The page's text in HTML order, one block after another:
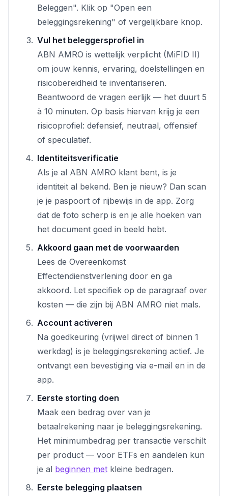
Beleggen". Klik op "Open een
beleggingsrekening" of vergelijkbare knop.
Vul het beleggersprofiel in
ABN AMRO is wettelijk verplicht (MiFID II)
om jouw kennis, ervaring, doelstellingen en
risicobereidheid te inventariseren.
Beantwoord de vragen eerlijk — het duurt 5
à 10 minuten. Op basis hiervan krijg je een
risicoprofiel: defensief, neutraal, offensief
of speculatief.
Identiteitsverificatie
Als je al ABN AMRO klant bent, is je
identiteit al bekend. Ben je nieuw? Dan scan
je je paspoort of rijbewijs in de app. Zorg
dat de foto scherp is en je alle hoeken van
het document goed in beeld hebt.
Akkoord gaan met de voorwaarden
Lees de Overeenkomst
Effectendienstverlening door en ga
akkoord. Let specifiek op de paragraaf over
kosten — die zijn bij ABN AMRO niet mals.
Account activeren
Na goedkeuring (vrijwel direct of binnen 1
werkdag) is je beleggingsrekening actief. Je
ontvangt een bevestiging via e-mail en in de
app.
Eerste storting doen
Maak een bedrag over van je
betaalrekening naar je beleggingsrekening.
Het minimumbedrag per transactie verschilt
per product — voor ETFs en aandelen kun
je al beginnen met kleine bedragen.
Eerste belegging plaatsen